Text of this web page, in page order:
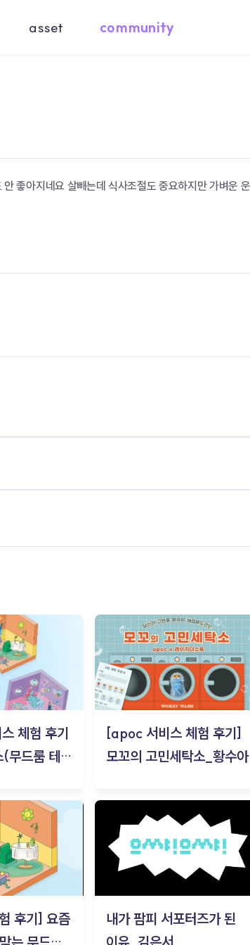
asset community
좋아지네요 살빼는데 식사조절도 중요하지만 가벼운
체험 후기
(무드룸 테스
[apoc 서비스 체험 후기]
모꼬의 고민세탁소_황수아
후기] 요즘
내가 팜피 서포터즈가 된